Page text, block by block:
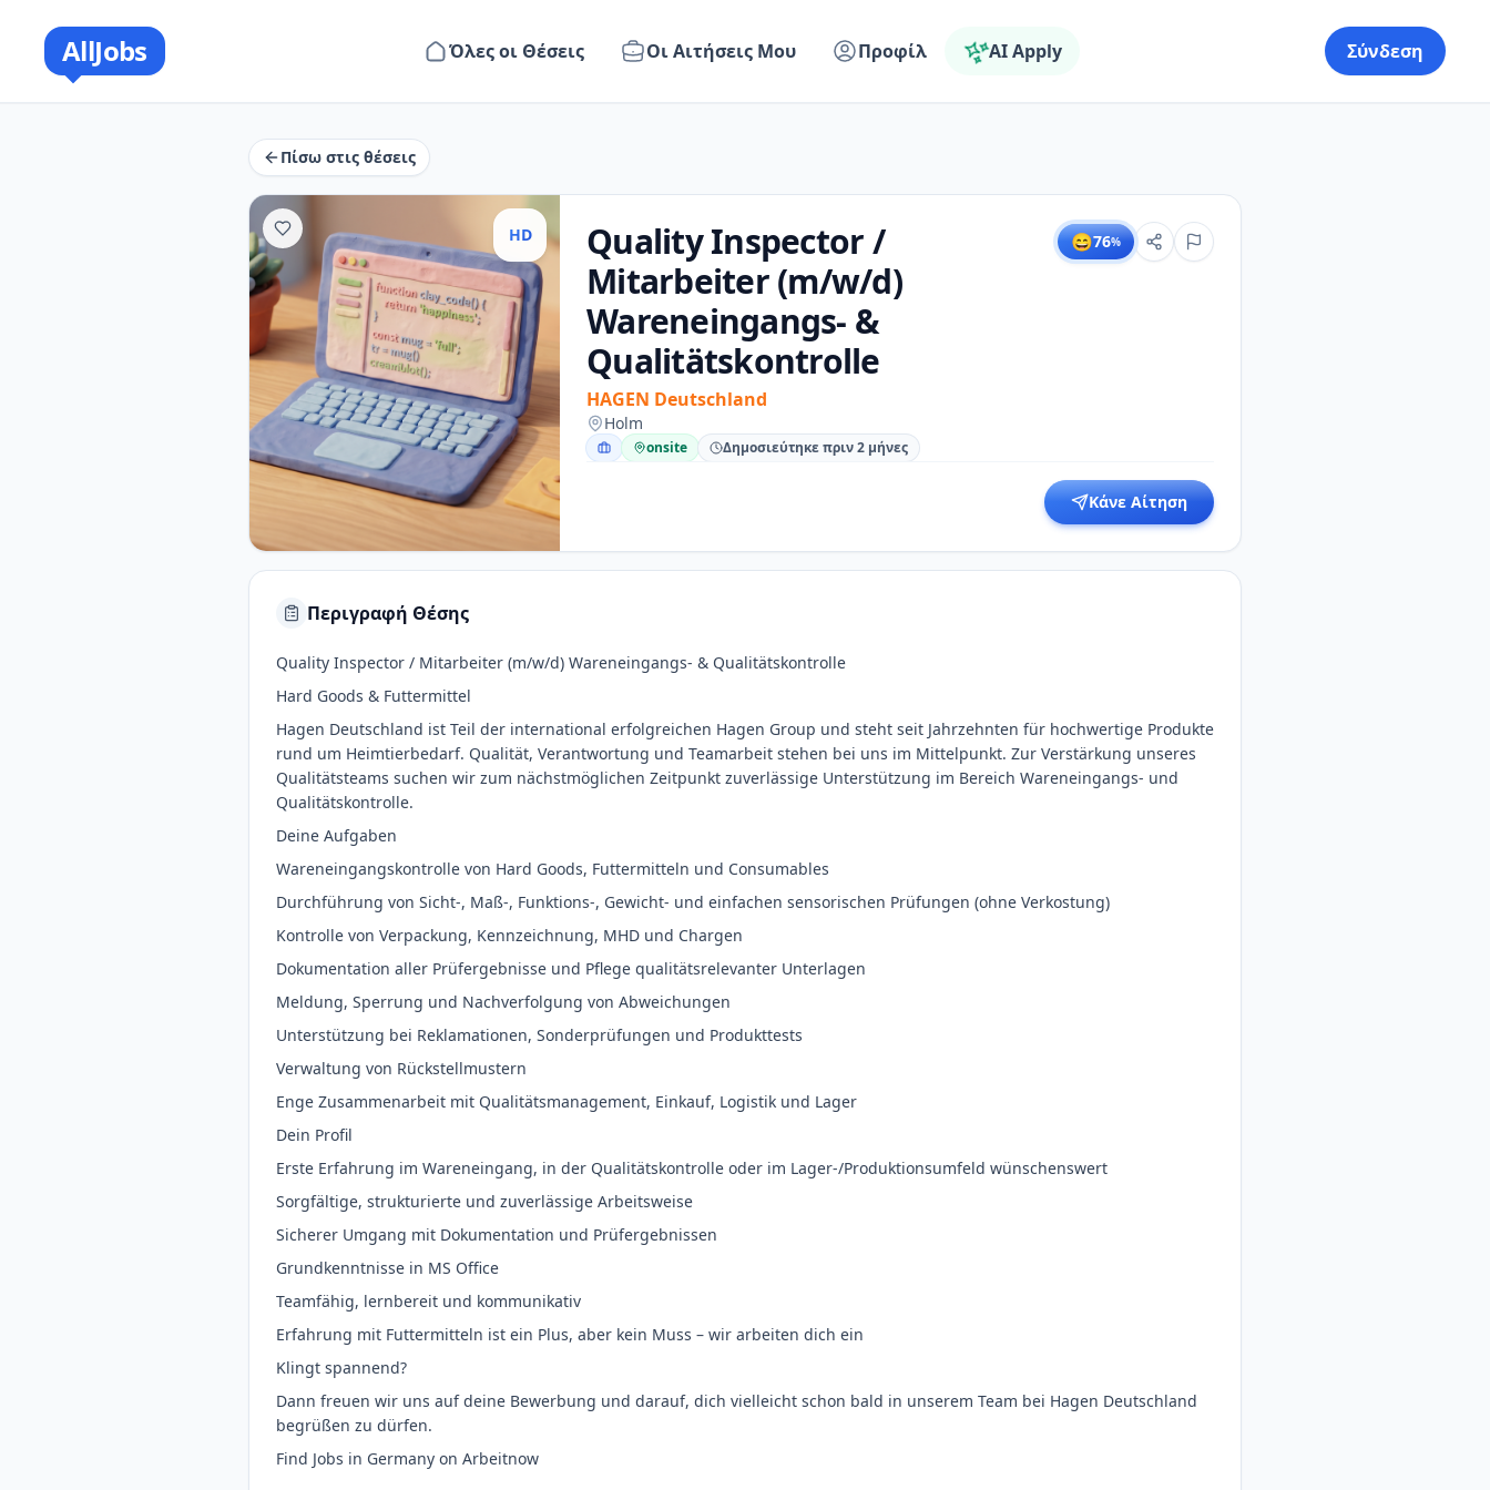
AllJobs Όλες οι Θέσεις Οι Αιτήσεις Μου Προφίλ AI Apply Σύνδεση
Πίσω στις θέσεις
HD
Quality Inspector /
Mitarbeiter (m/w/d)
Wareneingangs- &
Qualitätskontrolle
HAGEN Deutschland
😄76%
Holm
onsite Δημοσιεύτηκε πριν 2 μήνες
Κάνε Αίτηση
Περιγραφή Θέσης
Quality Inspector / Mitarbeiter (m/w/d) Wareneingangs- & Qualitätskontrolle
Hard Goods & Futtermittel
Hagen Deutschland ist Teil der international erfolgreichen Hagen Group und steht seit Jahrzehnten für hochwertige Produkte
rund um Heimtierbedarf. Qualität, Verantwortung und Teamarbeit stehen bei uns im Mittelpunkt. Zur Verstärkung unseres
Qualitätsteams suchen wir zum nächstmöglichen Zeitpunkt zuverlässige Unterstützung im Bereich Wareneingangs- und
Qualitätskontrolle.
Deine Aufgaben
Wareneingangskontrolle von Hard Goods, Futtermitteln und Consumables
Durchführung von Sicht-, Maß-, Funktions‑, Gewicht‑ und einfachen sensorischen Prüfungen (ohne Verkostung)
Kontrolle von Verpackung, Kennzeichnung, MHD und Chargen
Dokumentation aller Prüfergebnisse und Pflege qualitätsrelevanter Unterlagen
Meldung, Sperrung und Nachverfolgung von Abweichungen
Unterstützung bei Reklamationen, Sonderprüfungen und Produkttests
Verwaltung von Rückstellmustern
Enge Zusammenarbeit mit Qualitätsmanagement, Einkauf, Logistik und Lager
Dein Profil
Erste Erfahrung im Wareneingang, in der Qualitätskontrolle oder im Lager-/Produktionsumfeld wünschenswert
Sorgfältige, strukturierte und zuverlässige Arbeitsweise
Sicherer Umgang mit Dokumentation und Prüfergebnissen
Grundkenntnisse in MS Office
Teamfähig, lernbereit und kommunikativ
Erfahrung mit Futtermitteln ist ein Plus, aber kein Muss – wir arbeiten dich ein
Klingt spannend?
Dann freuen wir uns auf deine Bewerbung und darauf, dich vielleicht schon bald in unserem Team bei Hagen Deutschland
begrüßen zu dürfen.
Find Jobs in Germany on Arbeitnow